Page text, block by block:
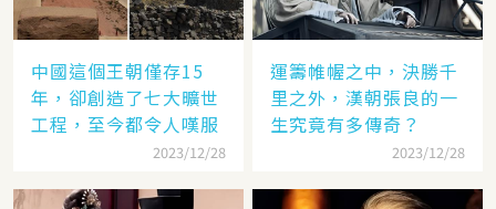
中國這個王朝僅存15
年，卻創造了七大曠世
工程，至今都令人嘆服
2023/12/28
運籌帷幄之中，決勝千
里之外，漢朝張良的一
生究竟有多傳奇？
2023/12/28